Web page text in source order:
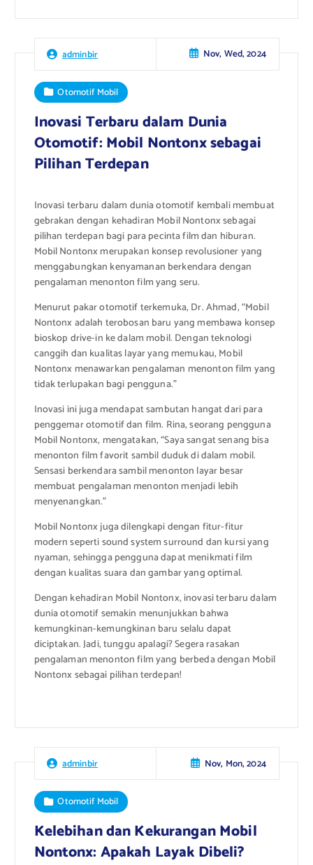
adminbir Nov, Wed, 2024
Otomotif Mobil
Inovasi Terbaru dalam Dunia
Otomotif: Mobil Nontonx sebagai
Pilihan Terdepan
Inovasi terbaru dalam dunia otomotif kembali membuat
gebrakan dengan kehadiran Mobil Nontonx sebagai
pilihan terdepan bagi para pecinta film dan hiburan.
Mobil Nontonx merupakan konsep revolusioner yang
menggabungkan kenyamanan berkendara dengan
pengalaman menonton film yang seru.
Menurut pakar otomotif terkemuka, Dr. Ahmad, “Mobil
Nontonx adalah terobosan baru yang membawa konsep
bioskop drive-in ke dalam mobil. Dengan teknologi
canggih dan kualitas layar yang memukau, Mobil
Nontonx menawarkan pengalaman menonton film yang
tidak terlupakan bagi pengguna.”
Inovasi ini juga mendapat sambutan hangat dari para
penggemar otomotif dan film. Rina, seorang pengguna
Mobil Nontonx, mengatakan, “Saya sangat senang bisa
menonton film favorit sambil duduk di dalam mobil.
Sensasi berkendara sambil menonton layar besar
membuat pengalaman menonton menjadi lebih
menyenangkan.”
Mobil Nontonx juga dilengkapi dengan fitur-fitur
modern seperti sound system surround dan kursi yang
nyaman, sehingga pengguna dapat menikmati film
dengan kualitas suara dan gambar yang optimal.
Dengan kehadiran Mobil Nontonx, inovasi terbaru dalam
dunia otomotif semakin menunjukkan bahwa
kemungkinan-kemungkinan baru selalu dapat
diciptakan. Jadi, tunggu apalagi? Segera rasakan
pengalaman menonton film yang berbeda dengan Mobil
Nontonx sebagai pilihan terdepan!
adminbir Nov, Mon, 2024
Otomotif Mobil
Kelebihan dan Kekurangan Mobil
Nontonx: Apakah Layak Dibeli?